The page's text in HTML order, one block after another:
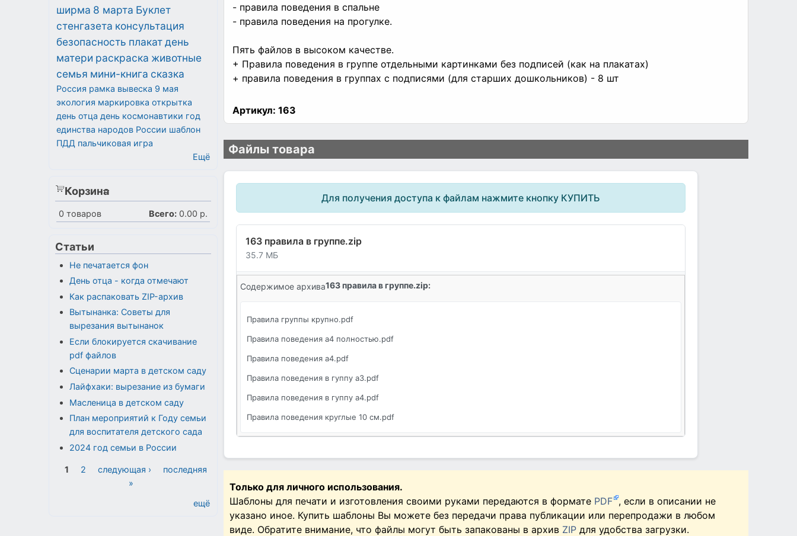
- правила поведения в спальне
- правила поведения на прогулке.
Пять файлов в высоком качестве.
+ Правила поведения в группе отдельными картинками без подписей (как на плакатах)
+ правила поведения в группах с подписями (для старших дошкольников) - 8 шт
Артикул: 163
Файлы товара
Для получения доступа к файлам нажмите кнопку КУПИТЬ
163 правила в группе.zip
35.7 МБ
Содержимое архива163 правила в группе.zip:
Правила группы крупно.pdf
Правила поведения а4 полностью.pdf
Правила поведения а4.pdf
Правила поведения в гуппу а3.pdf
Правила поведения в гуппу а4.pdf
Правила поведения круглые 10 см.pdf
Только для личного использования.
Шаблоны для печати и изготовления своими руками передаются в формате PDF , если в описании не
указано иное. Купить шаблоны Вы можете без передачи права публикации или перепродажи в любом
виде. Обратите внимание, что файлы могут быть запакованы в архив ZIP для удобства загрузки.
ширма 8 марта Буклет
стенгазета консультация
безопасность плакатдень
матери раскраска животные
семья мини-книга сказка
Россия рамка вывеска 9 мая
экология маркировка открытка
день отца день космонавтики год
единства народов России шаблон
ПДД пальчиковая игра
Ещё
Корзина
0 товаров Всего: 0.00 р.
Статьи
Не печатается фон
День отца - когда отмечают
Как распаковать ZIP-архив
Вытынанка: Советы для
вырезания вытынанок
Если блокируется скачивание
pdf файлов
Сценарии марта в детском саду
Лайфхаки: вырезание из бумаги
Масленица в детском саду
План мероприятий к Году семьи
для воспитателя детского сада
2024 год семьи в России
Страницы
1 2 следующая ›
последняя
»
ещё